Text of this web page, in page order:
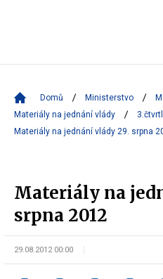
Domů Ministerstvo
Materiály na jednání vlády
Materiály na jednání vlády 29. srpna
Materiály na
srpna 2012
29.08.2012 00:00